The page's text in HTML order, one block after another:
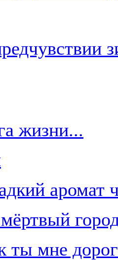
жизни...
аромат
ты мне